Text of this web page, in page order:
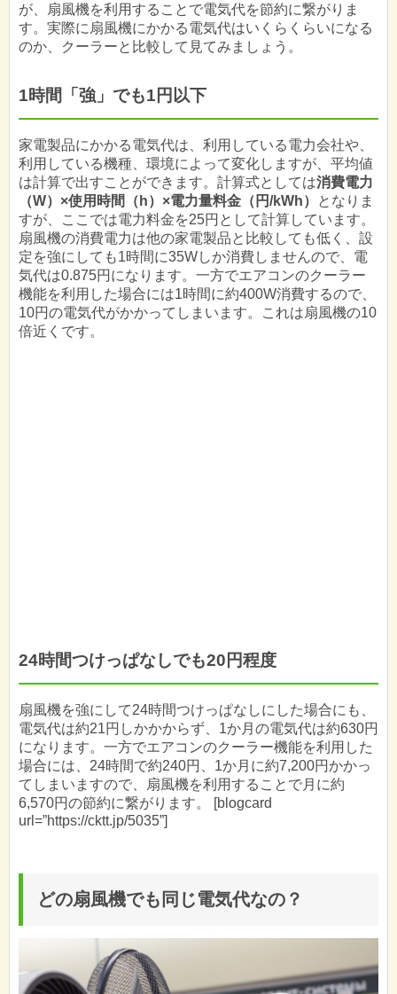
が、扇風機を利用することで電気代を節約に繋がりま
す。実際に扇風機にかかる電気代はいくらくらいになる
のか、クーラーと比較して見てみましょう。
1時間「強」でも1円以下
家電製品にかかる電気代は、利用している電力会社や、
利用している機種、環境によって変化しますが、平均値
は計算で出すことができます。計算式としては消費電力
（W）×使用時間（h）×電力量料金（円/kWh）
となりま
すが、ここでは電力料金を25円として計算しています。
扇風機の消費電力は他の家電製品と比較しても低く、設
定を強にしても1時間に35Wしか消費しませんので、電
気代は0.875円になります。一方でエアコンのクーラー
機能を利用した場合には1時間に約400W消費するので、
10円の電気代がかかってしまいます。これは扇風機の10
倍近くです。
24時間つけっぱなしでも20円程度
扇風機を強にして24時間つけっぱなしにした場合にも、
電気代は約21円しかかからず、1か月の電気代は約630円
になります。一方でエアコンのクーラー機能を利用した
場合には、24時間で約240円、1か月に約7,200円かかっ
てしまいますので、扇風機を利用することで月に約
6,570円の節約に繋がります。 [blogcard
url=”https://cktt.jp/5035”]
どの扇風機でも同じ電気代なの？